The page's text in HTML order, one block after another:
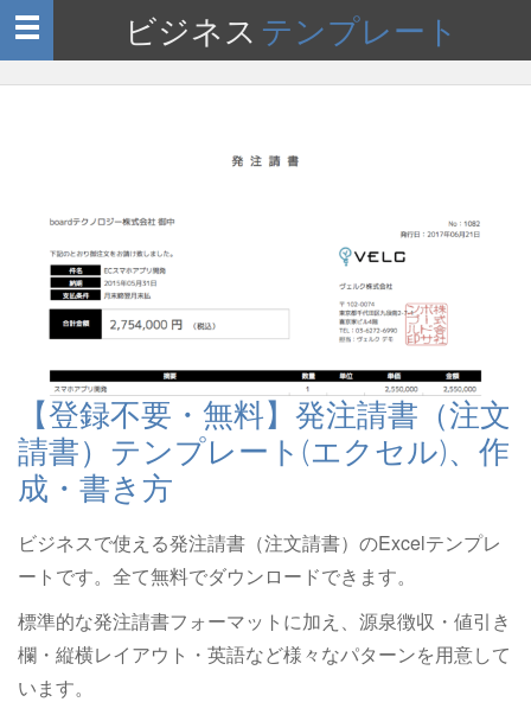
Toggle
navigation
ビジネス テンプレート
【登録不要・無料】発注請書（注文
請書）テンプレート(エクセル)、作
成・書き方
ビジネスで使える発注請書（注文請書）のExcelテンプレ
ートです。全て無料でダウンロードできます。
標準的な発注請書フォーマットに加え、源泉徴収・値引き
欄・縦横レイアウト・英語など様々なパターンを用意して
います。